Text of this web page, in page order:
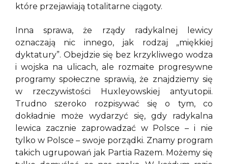
które przejawiają totalitarne ciągoty.
Inna sprawa, że rządy radykalnej lewicy
oznaczają nic innego, jak rodzaj „miękkiej
dyktatury”. Obejdzie się bez krzykliwego wodza
i wojska na ulicach, ale rozmaite progresywne
programy społeczne sprawią, że znajdziemy się
w rzeczywistości Huxleyowskiej antyutopii.
Trudno szeroko rozpisywać się o tym, co
dokładnie może wydarzyć się, gdy radykalna
lewica zacznie zaprowadzać w Polsce – i nie
tylko w Polsce – swoje porządki. Znamy program
takich ugrupowań jak Partia Razem. Możemy się